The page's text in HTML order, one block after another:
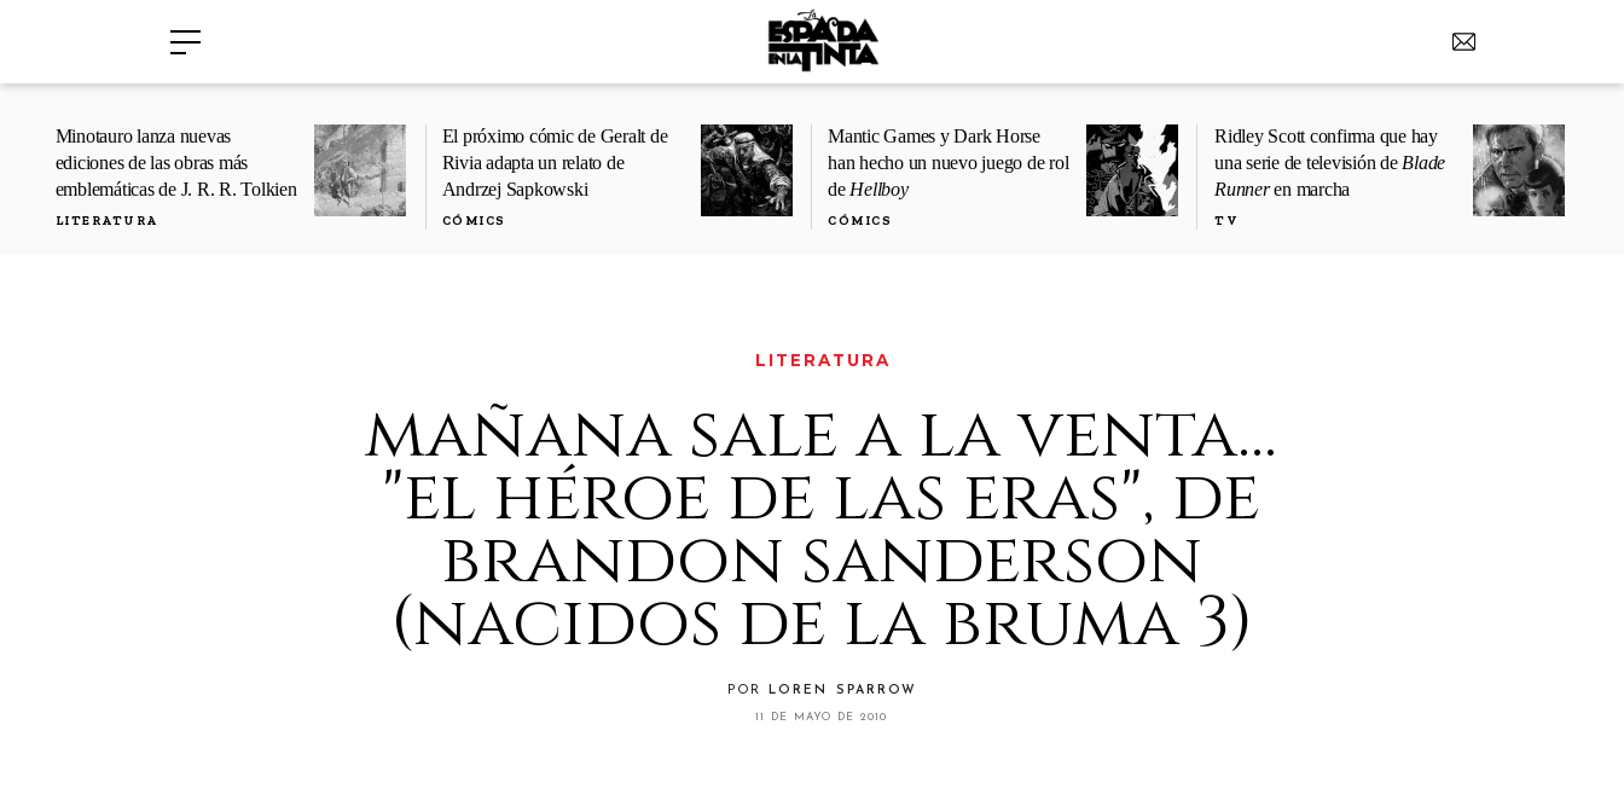
Minotauro lanza nuevas
ediciones de las obras más
emblemáticas de J. R. R. Tolkien
LITERATURA
El próximo cómic de Geralt de
Rivia adapta un relato de
Andrzej Sapkowski
CÓMICS
Mantic Games y Dark Horse
han hecho un nuevo juego de rol
de Hellboy
CÓMICS
Ridley Scott confirma que hay
una serie de televisión de Blade
Runneren marcha
TV
LITERATURA
mañana sale a la venta...
"el héroe de las eras", de
brandon sanderson
(nacidos de la bruma 3)
POR LOREN SPARROW
11 DE MAYO DE 2010
›